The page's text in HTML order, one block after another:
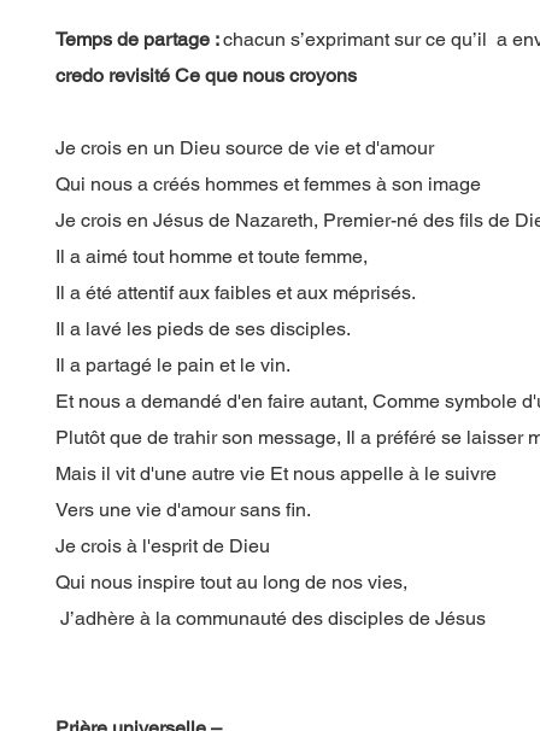
Temps de partage :chacun s’exprimant sur ce qu’il a
credo revisité Ce que nous croyons
Je crois en un Dieu source de vie et d'amour
Qui nous a créés hommes et femmes à son image
Je crois en Jésus de Nazareth, Premier-né des fils de
Il a aimé tout homme et toute femme,
Il a été attentif aux faibles et aux méprisés.
Il a lavé les pieds de ses disciples.
Il a partagé le pain et le vin.
Et nous a demandé d'en faire autant, Comme symbole
Plutôt que de trahir son message, Il a préféré se laisser
Mais il vit d'une autre vie Et nous appelle à le suivre
Vers une vie d'amour sans fin.
Je crois à l'esprit de Dieu
Qui nous inspire tout au long de nos vies,
J’adhère à la communauté des disciples de Jésus